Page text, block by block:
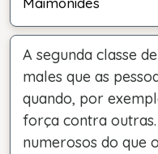
A segunda classe
males que as
quando, por
força contra outras.
numerosos do que